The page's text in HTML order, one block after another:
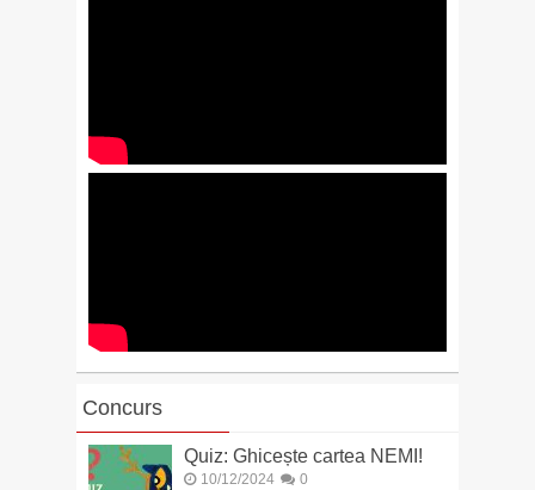
Concurs
Quiz: Ghicește cartea NEMI!
10/12/2024 0